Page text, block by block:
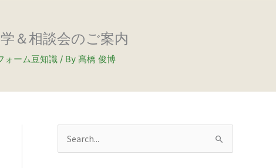
＆相談会のご案内
ォーム豆知識/ By 髙橋 俊博